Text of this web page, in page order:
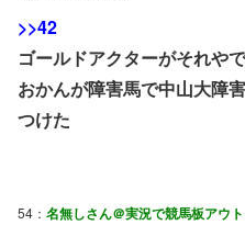
>>42
ゴールドアクターがそれやで
おかんが障害馬で中山大障
つけた
54： 名無しさん＠実況で競馬板アウト